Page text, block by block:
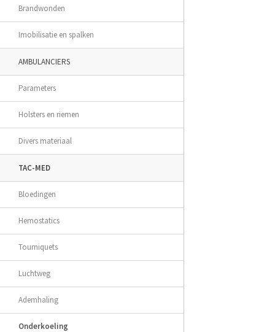
Brandwonden
Imobilisatie en spalken
AMBULANCIERS
Parameters
Holsters en riemen
Divers materiaal
TAC-MED
Bloedingen
Hemostatics
Tourniquets
Luchtweg
Ademhaling
Onderkoeling